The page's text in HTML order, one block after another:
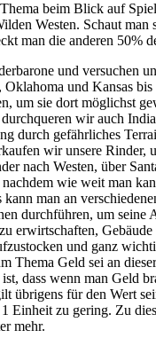
beim Blick auf
Westen. Schaut man
man die anderen 50%
und versuchen
Oklahoma und Kansas
um sie dort möglichst
wir auch
durch gefährliches
wir unsere Rinder,
nach Westen, über
nachdem wie weit man
kann man an
durchführen, um seine
erwirtschaften, Gebäude
und ganz
Thema Geld sei an
dass wenn man Geld
übrigens für den Wert
Einheit zu gering. Zu
mehr.